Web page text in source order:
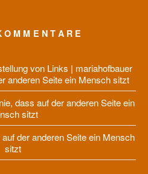
von Links | mariahofbauer
anderen Seite ein Mensch sitzt
dass auf der anderen Seite ein
sitzt
der anderen Seite ein Mensch
sitzt